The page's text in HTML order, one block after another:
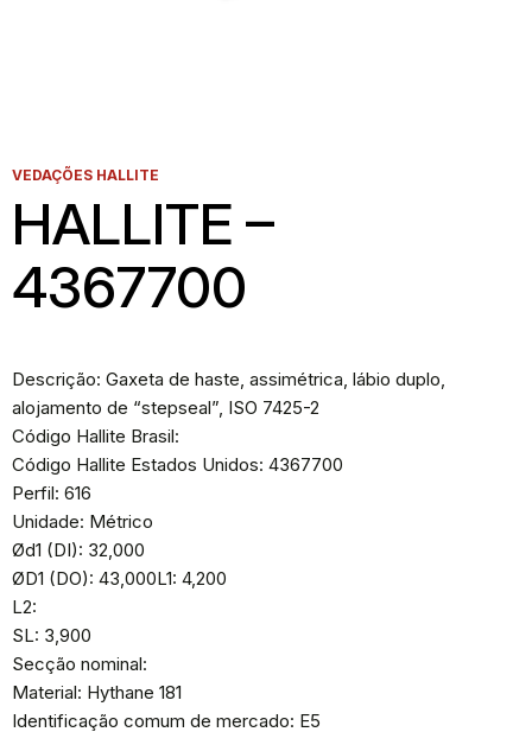
VEDAÇÕES HALLITE
HALLITE –
4367700
Descrição: Gaxeta de haste, assimétrica, lábio duplo,
alojamento de “stepseal”, ISO 7425-2
Código Hallite Brasil:
Código Hallite Estados Unidos: 4367700
Perfil: 616
Unidade: Métrico
Ød1 (DI): 32,000
ØD1 (DO): 43,000L1: 4,200
L2:
SL: 3,900
Secção nominal:
Material: Hythane 181
Identificação comum de mercado: E5